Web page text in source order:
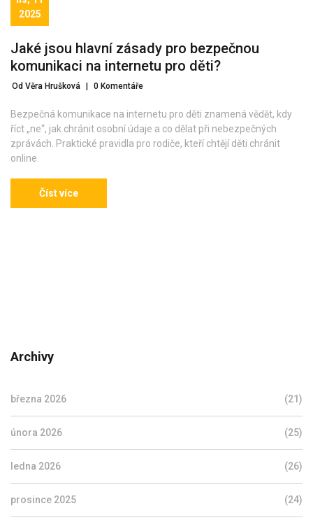
2025
Jaké jsou hlavní zásady pro bezpečnou
komunikaci na internetu pro děti?
Od Věra Hrušková 0 Komentáře
Bezpečná komunikace na internetu pro děti znamená vědět, kdy
říct „ne“, jak chránit osobní údaje a co dělat při nebezpečných
zprávách. Praktické pravidla pro rodiče, kteří chtějí děti chránit
online.
Číst více
Archivy
března 2026 (21)
února 2026 (25)
ledna 2026 (26)
prosince 2025 (24)